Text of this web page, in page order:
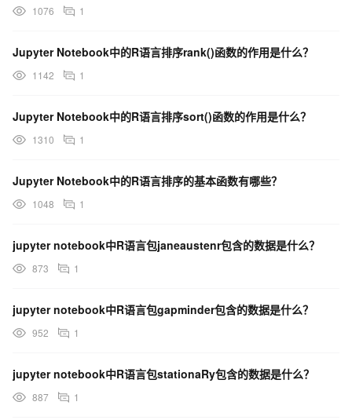
1076 1
Jupyter Notebook中的R语言排序rank()函数的作用是什么？
1142 1
Jupyter Notebook中的R语言排序sort()函数的作用是什么？
1310 1
Jupyter Notebook中的R语言排序的基本函数有哪些？
1048 1
jupyter notebook中R语言包janeaustenr包含的数据是什么？
873 1
jupyter notebook中R语言包gapminder包含的数据是什么？
952 1
jupyter notebook中R语言包stationaRy包含的数据是什么？
887 1